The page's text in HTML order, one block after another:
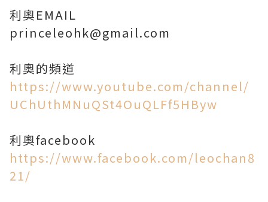
利奧EMAIL
princeleohk@gmail.com
https://www.youtube.com/channel/
UChUthMNuQSt4OuQLFf5HByw
https://www.facebook.com/leochan8
21/